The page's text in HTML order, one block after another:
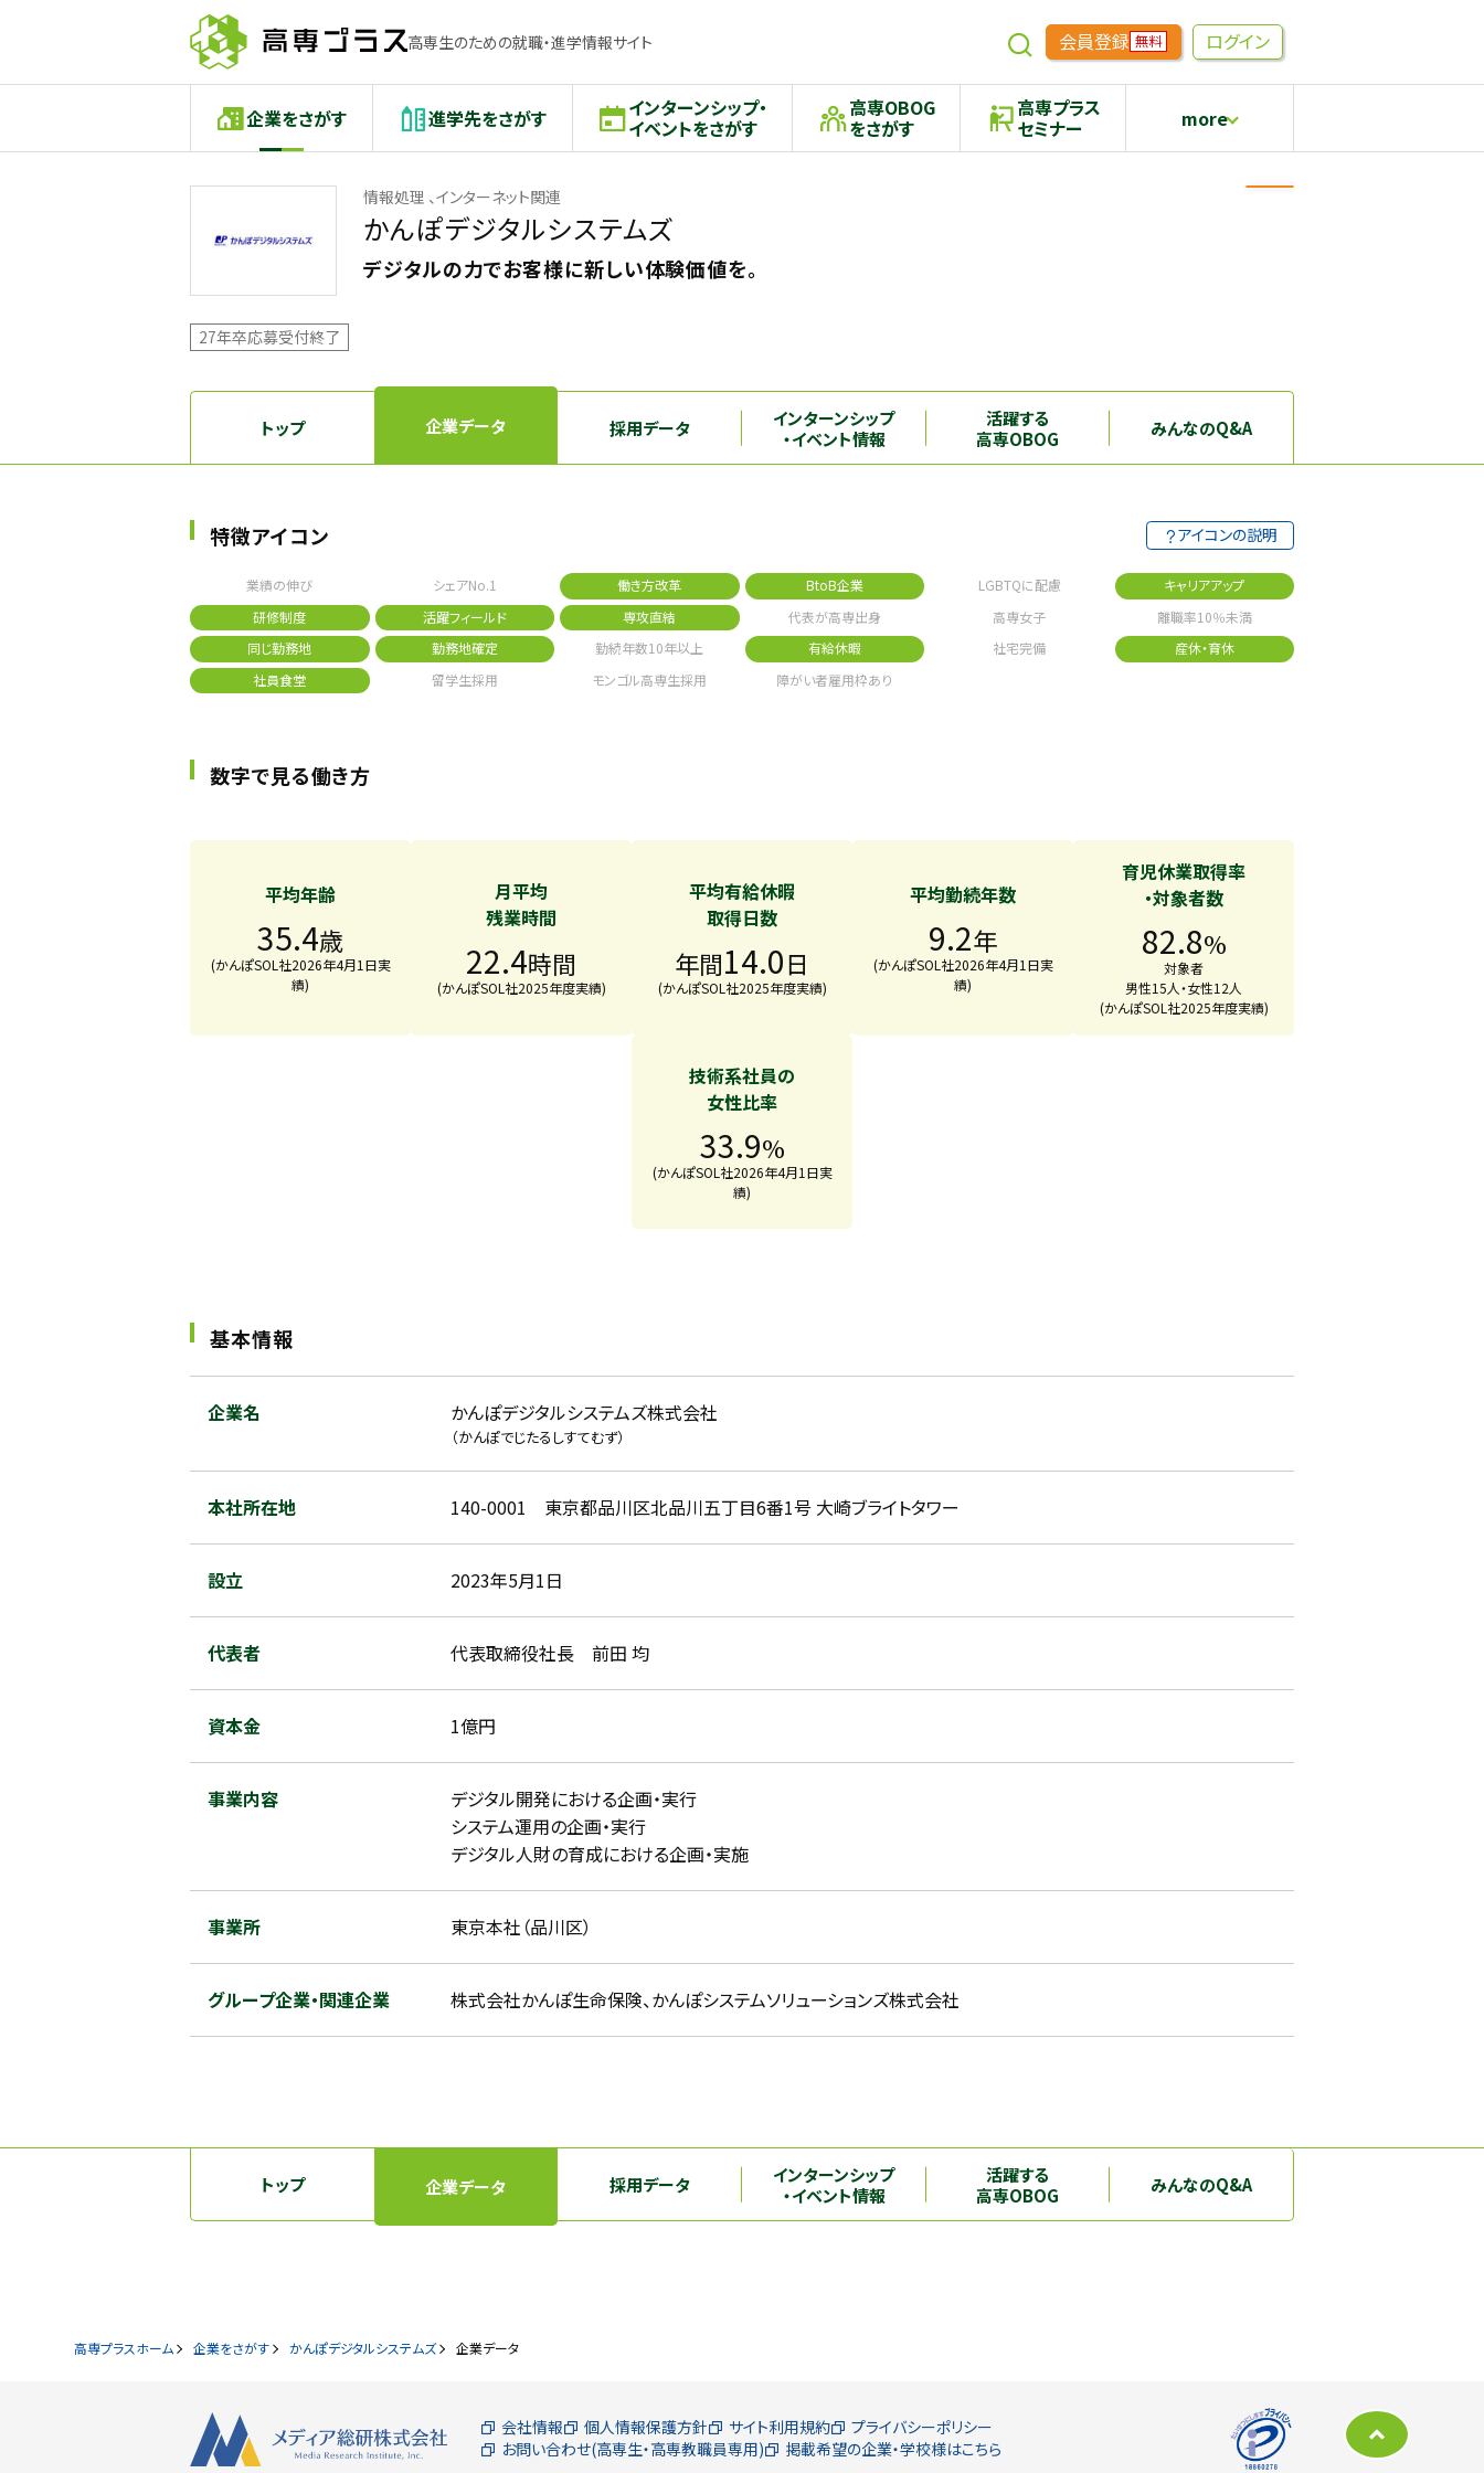
高専生のための就職・進学情報サイト 会員登録 無料 ログイン
企業をさがす 進学先をさがす インターンシップ・
イベントをさがす
高専OBOG
をさがす
高専プラス
セミナー more
高専生コミュニティめもらす
情報処理 、インターネット関連
かんぽデジタルシステムズ
デジタルの力でお客様に新しい体験価値を。
27年卒応募受付終了
トップ 企業データ 採用データ
インターンシップ
・イベント情報
活躍する
高専OBOG
みんなのQ&A
特徴アイコン アイコンの説明
業績の伸び シェアNo.1 働き方改革 BtoB企業 LGBTQに配慮
キャリアアップ
研修制度
活躍フィールド 専攻直結 代表が高専出身 高専女子
離職率10％未満
同じ勤務地
勤務地確定 勤続年数10年以上 有給休暇 社宅完備
産休・育休
社員食堂
留学生採用 モンゴル高専生採用 障がい者雇用枠あり
数字で見る働き方
平均年齢
35.4歳
(かんぽSOL社2026年4月1日実
績)
月平均
残業時間
22.4時間
(かんぽSOL社2025年度実績)
平均有給休暇
取得日数
年間14.0日
(かんぽSOL社2025年度実績)
平均勤続年数
9.2年
(かんぽSOL社2026年4月1日実
績)
育児休業取得率
・対象者数
82.8%
対象者
男性15人・女性12人
(かんぽSOL社2025年度実績)
技術系社員の
女性比率
33.9%
(かんぽSOL社2026年4月1日実
績)
基本情報
企業名 かんぽデジタルシステムズ株式会社
（かんぽでじたるしすてむず）
本社所在地 140-0001 東京都品川区北品川五丁目6番1号 大崎ブライトタワー
設立 2023年5月1日
代表者 代表取締役社長 前田 均
資本金 1億円
事業内容
デジタル開発における企画・実行
システム運用の企画・実行
デジタル人財の育成における企画・実施
事業所 東京本社（品川区）
グループ企業・関連企業 株式会社かんぽ生命保険、かんぽシステムソリューションズ株式会社
トップ 企業データ 採用データ
インターンシップ
・イベント情報
活躍する
高専OBOG
みんなのQ&A
高専プラスホーム 企業をさがす かんぽデジタルシステムズ 企業データ
会社情報 個人情報保護方針 サイト利用規約
プライバシーポリシー
お問い合わせ(高専生・高専教職員専用)
掲載希望の企業・学校様はこちら